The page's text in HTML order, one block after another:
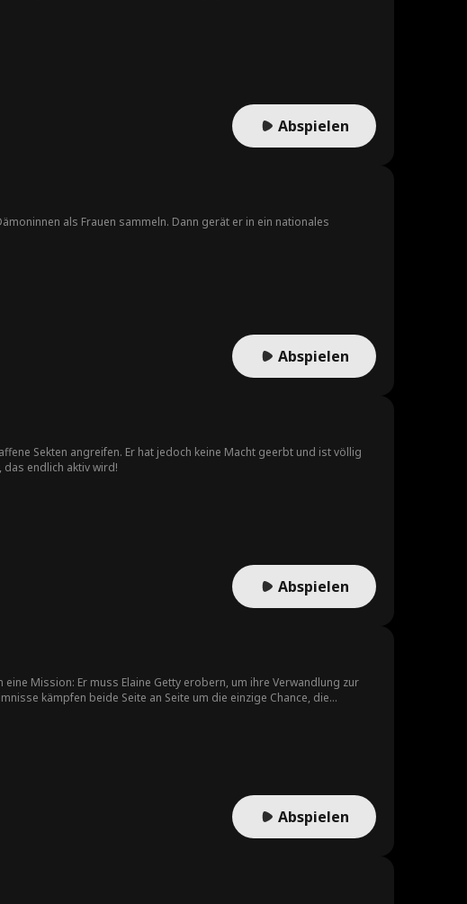
Abspielen
als Frauen sammeln. Dann gerät er in ein nationales
Abspielen
Sekten angreifen. Er hat jedoch keine Macht geerbt und ist völlig
das endlich aktiv wird!
Abspielen
Mission: Er muss Elaine Getty erobern, um ihre Verwandlung zur
kämpfen beide Seite an Seite um die einzige Chance, die
Abspielen